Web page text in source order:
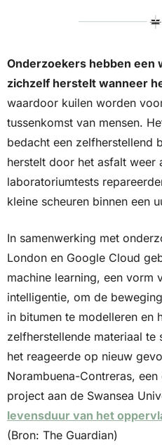
Onderzoekers hebben een
zichzelf herstelt wanneer
waardoor kuilen worden
tussenkomst van mensen.
bedacht een zelfherstellend
herstelt door het asfalt weer
laboratoriumtests
kleine scheuren binnen een
In samenwerking met
London en Google Cloud
machine learning, een vorm
intelligentie, om de
in bitumen te modelleren en
zelfherstellende materiaal te
het reageerde op nieuw
Norambuena-Contreras,
project aan de Swansea
levensduur van het
(Bron: The Guardian)